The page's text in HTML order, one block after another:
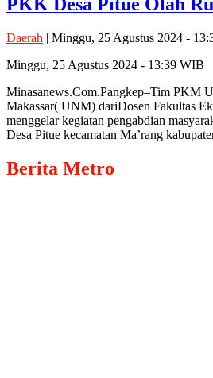
Daerah | Minggu, 25 Agustus 2024 -
Minggu, 25 Agustus 2024 - 13:39 WIB
Minasanews.Com.Pangkep–Tim PKM
Makassar( UNM) dariDosen Fakultas
menggelar kegiatan pengabdian
Desa Pitue kecamatan Ma’rang
Berita Metro